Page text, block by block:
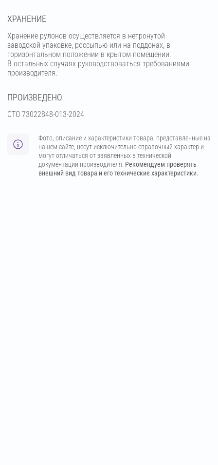
ХРАНЕНИЕ
Хранение рулонов осуществляется в нетронутой
заводской упаковке, россыпью или на поддонах, в
горизонтальном положении в крытом помещении.
В остальных случаях руководствоваться требованиями
производителя.
ПРОИЗВЕДЕНО
СТО 73022848-013-2024
Фото, описание и характеристики товара, представленные на
нашем сайте, несут исключительно справочный характер и
могут отличаться от заявленных в технической
документации производителя. Рекомендуем проверять
внешний вид товара и его технические характеристики.